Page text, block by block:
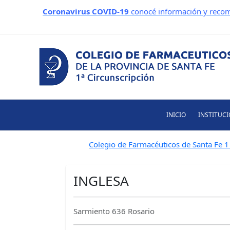
Coronavirus COVID-19 conocé información y
INICIO
Colegio de Farmacéuticos de Santa Fe
INGLESA
Sarmiento 636 Rosario